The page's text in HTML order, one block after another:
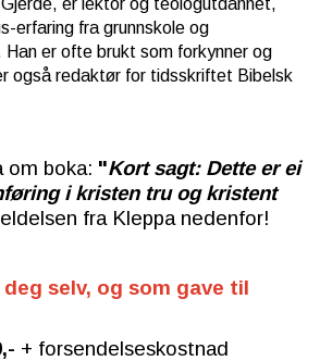
er lektor og teologutdannet,
erfaring fra grunnskole og
er ofte brukt som forkynner og
også redaktør for tidsskriftet Bibelsk
om boka: "Kort sagt: Dette er ei
i kristen tru og kristent
fra Kleppa nedenfor!
selv, og som gave til
+ forsendelseskostnad